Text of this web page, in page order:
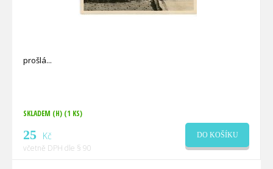
prošlá
SKLADEM (H) (1 KS)
25 Kč
včetně DPH dle § 90
DO KOŠÍKU